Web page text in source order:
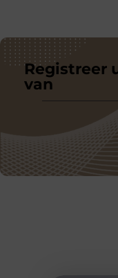
Registreer
van